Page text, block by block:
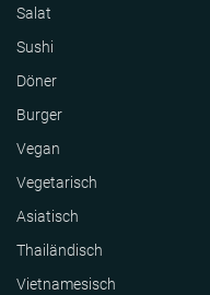
Salat
Sushi
Döner
Burger
Vegan
Vegetarisch
Asiatisch
Thailändisch
Vietnamesisch